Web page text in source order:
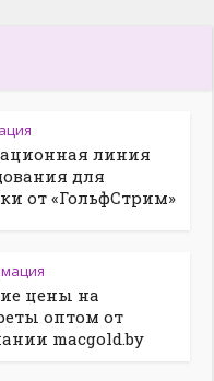
линия
для
от «ГольфСтрим»
цены на
оптом от
macgold.by